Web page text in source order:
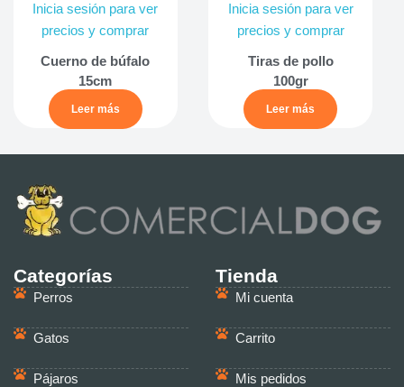
Inicia sesión para ver
precios y comprar
Cuerno de búfalo
15cm
Leer más
Inicia sesión para ver
precios y comprar
Tiras de pollo
100gr
Leer más
Categorías
Perros
Gatos
Pájaros
Tienda
Mi cuenta
Carrito
Mis pedidos